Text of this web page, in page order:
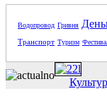
Водопровод Гривня
Транспорт Туризм